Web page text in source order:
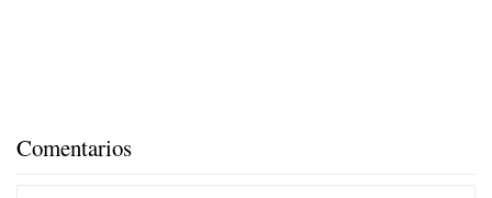
Comentarios